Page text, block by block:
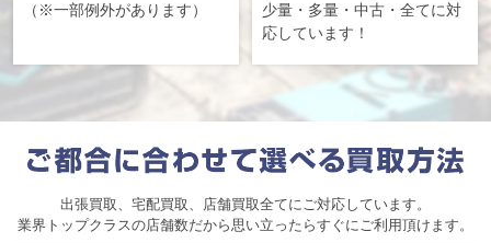
（※一部例外があります）
少量・多量・中古・全てに対
応しています！
出張買取、宅配買取、店舗買取全てにご対応しています。
業界トップクラスの店舗数だから思い立ったらすぐにご利用頂けます。